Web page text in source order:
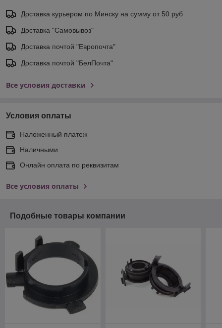
Доставка курьером по Минску на сумму от 50 руб
Доставка "Самовывоз"
Доставка почтой "Европочта"
Доставка почтой "БелПочта"
Все условия доставки
Условия оплаты
Наложенный платеж
Наличными
Онлайн оплата по реквизитам
Все условия оплаты
Подобные товары компании